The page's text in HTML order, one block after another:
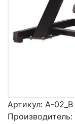
Артикул: A-02_B
Производитель: